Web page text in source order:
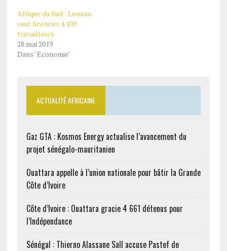
Afrique du Sud : Lonmin
veut licencier 4 100
travailleurs
28 mai 2019
Dans "Economie"
ACTUALITÉ AFRICAINE
Gaz GTA : Kosmos Energy actualise l’avancement du
projet sénégalo-mauritanien
Ouattara appelle à l’union nationale pour bâtir la Grande
Côte d’Ivoire
Côte d’Ivoire : Ouattara gracie 4 661 détenus pour
l’Indépendance
Sénégal : Thierno Alassane Sall accuse Pastef de